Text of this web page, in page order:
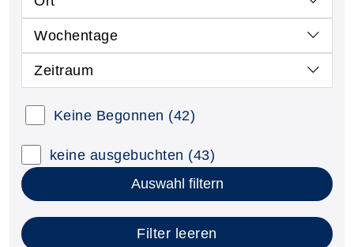
Wochentage
Zeitraum
Keine Begonnen (42)
keine ausgebuchten (43)
Auswahl filtern
Filter leeren